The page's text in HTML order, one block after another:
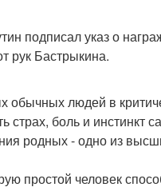
подписал указ о
рук Бастрыкина.
обычных людей в
страх, боль и инстинкт
родных - одно из
простой человек